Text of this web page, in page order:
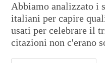
Abbiamo analizzato i
italiani per capire
usati per celebrare il
citazioni non c'erano